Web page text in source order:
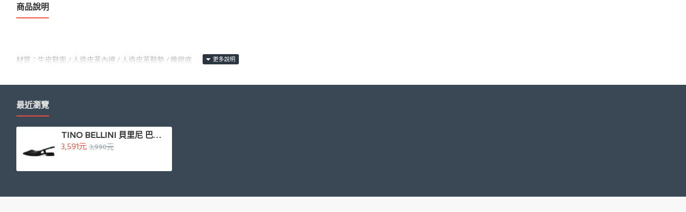
商品說明
材質：牛皮鞋面 / 人造皮革內裡 / 人造皮革鞋墊 / 橡膠底
鞋跟高度：2.5
最近瀏覽
TINO BELLINI 貝里尼 巴西進口氣質鏤空雕刻透氣低跟鞋FS1T015-1(黑色)
3,591元 3,990元